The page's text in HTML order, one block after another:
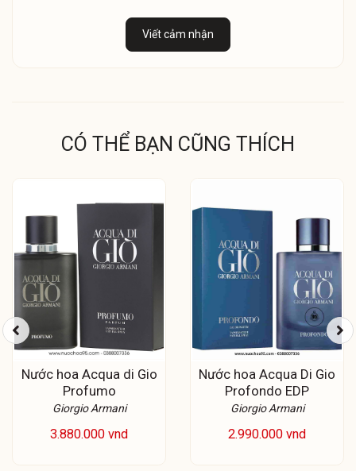
Viết cảm nhận
CÓ THỂ BẠN CŨNG THÍCH
Nước hoa Acqua di Gio
Profumo
Giorgio Armani
3.880.000 vnd
Nước hoa Acqua Di Gio
Profondo EDP
Giorgio Armani
2.990.000 vnd